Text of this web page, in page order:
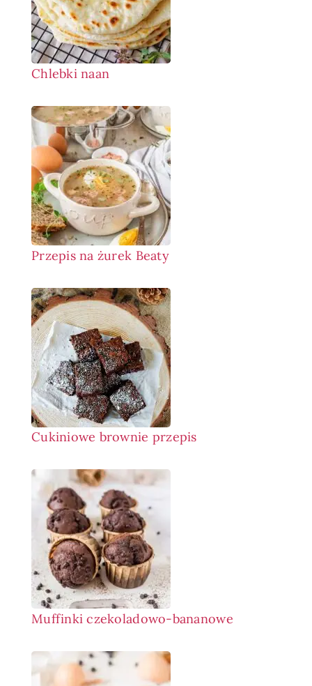
Chlebki naan
Przepis na żurek Beaty
Cukiniowe brownie przepis
Muffinki czekoladowo-bananowe